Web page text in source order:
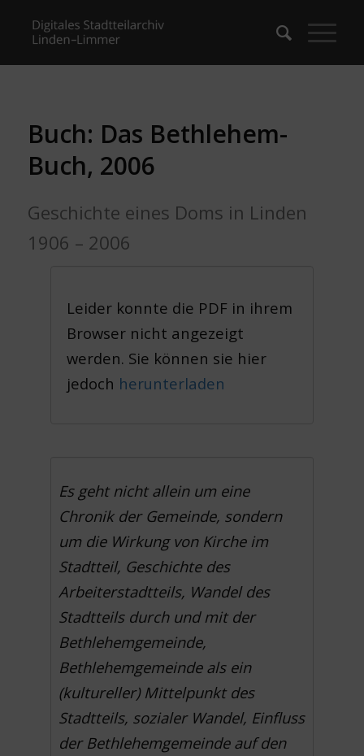
Buch: Das Bethlehem-
Buch, 2006
Geschichte eines Doms in Linden
1906 – 2006
Leider konnte die PDF in ihrem
Browser nicht angezeigt
werden. Sie können sie hier
jedoch herunterladen
Es geht nicht allein um eine
Chronik der Gemeinde, sondern
um die Wirkung von Kirche im
Stadtteil, Geschichte des
Arbeiterstadtteils, Wandel des
Stadtteils durch und mit der
Bethlehemgemeinde,
Bethlehemgemeinde als ein
(kultureller) Mittelpunkt des
Stadtteils, sozialer Wandel, Einfluss
der Bethlehemgemeinde auf den